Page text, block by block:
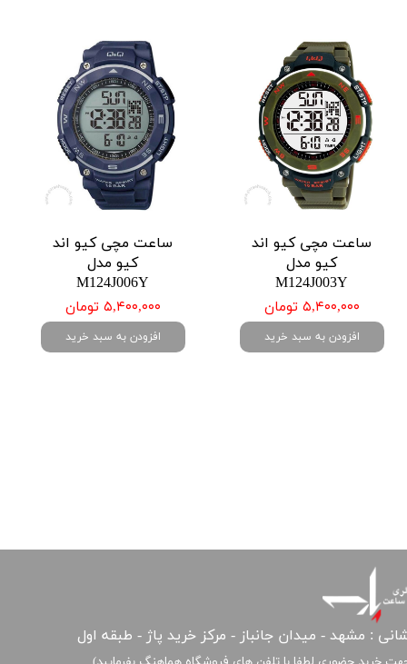
ساعت مچی کیو اند
کیو مدل
M124J003Y
۵,۴۰۰,۰۰۰ تومان
افزودن به سبد خرید
ساعت مچی کیو اند
کیو مدل
M124J006Y
۵,۴۰۰,۰۰۰ تومان
افزودن به سبد خرید
: مشهد - میدان جانباز - مرکز خرید پاژ - طبقه اول